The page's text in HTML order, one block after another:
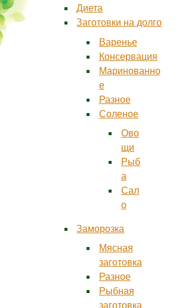
Диета
Заготовки на долго
Варенье
Консервация
Маринованно
е
Разное
Соленое
Ово
щи
Рыб
а
Сал
о
Заморозка
Мясная
заготовка
Разное
Рыбная
заготовка